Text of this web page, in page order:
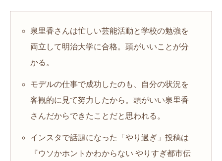
泉里香さんは忙しい芸能活動と学校の勉強を
両立して明治大学に合格。頭がいいことが分
かる。
モデルの仕事で成功したのも、自分の状況を
客観的に見て努力したから。頭がいい泉里香
さんだからできたことだと思われる。
インスタで話題になった「やり過ぎ」投稿は
『ウソかホントかわからない やりすぎ都市伝